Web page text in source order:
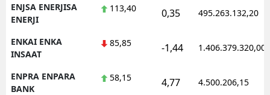
ENJSA ENERJISA
ENERJI
113,40 0,35 495.263.132,20
ENKAI ENKA
INSAAT
85,85 -1,44 1.406.379.320,00
ENPRA ENPARA
BANK
58,15 4,77 4.500.206,15